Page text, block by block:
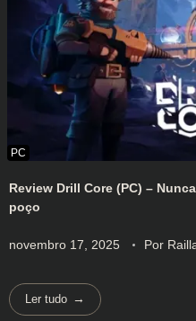
Review Drill Core (PC) –
poço
novembro 17, 2025 Por
Ler tudo